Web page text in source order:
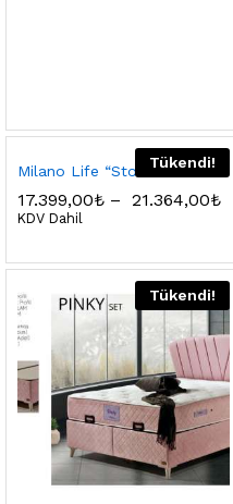
Tükendi!
Milano Life “Stone” Baza
17.399,00₺ – 21.364,00₺
KDV Dahil
Tükendi!